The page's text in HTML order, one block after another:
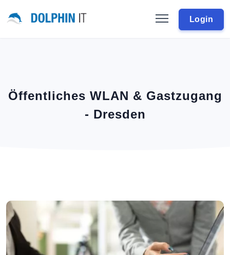
Login
Öffentliches WLAN & Gastzugang
- Dresden